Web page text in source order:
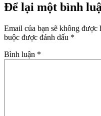
Để lại một bình
Email của bạn sẽ không được
buộc được đánh dấu *
Bình luận *